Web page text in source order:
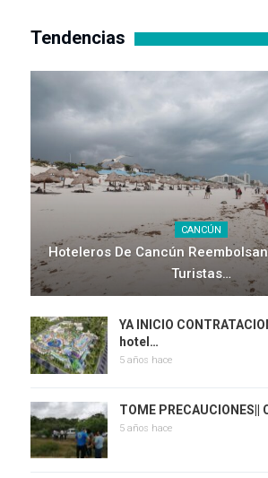
Tendencias
CANCÚN
Hoteleros De Cancún
Turistas…
YA INICIO
hotel…
5 años hace
TOME
5 años hace